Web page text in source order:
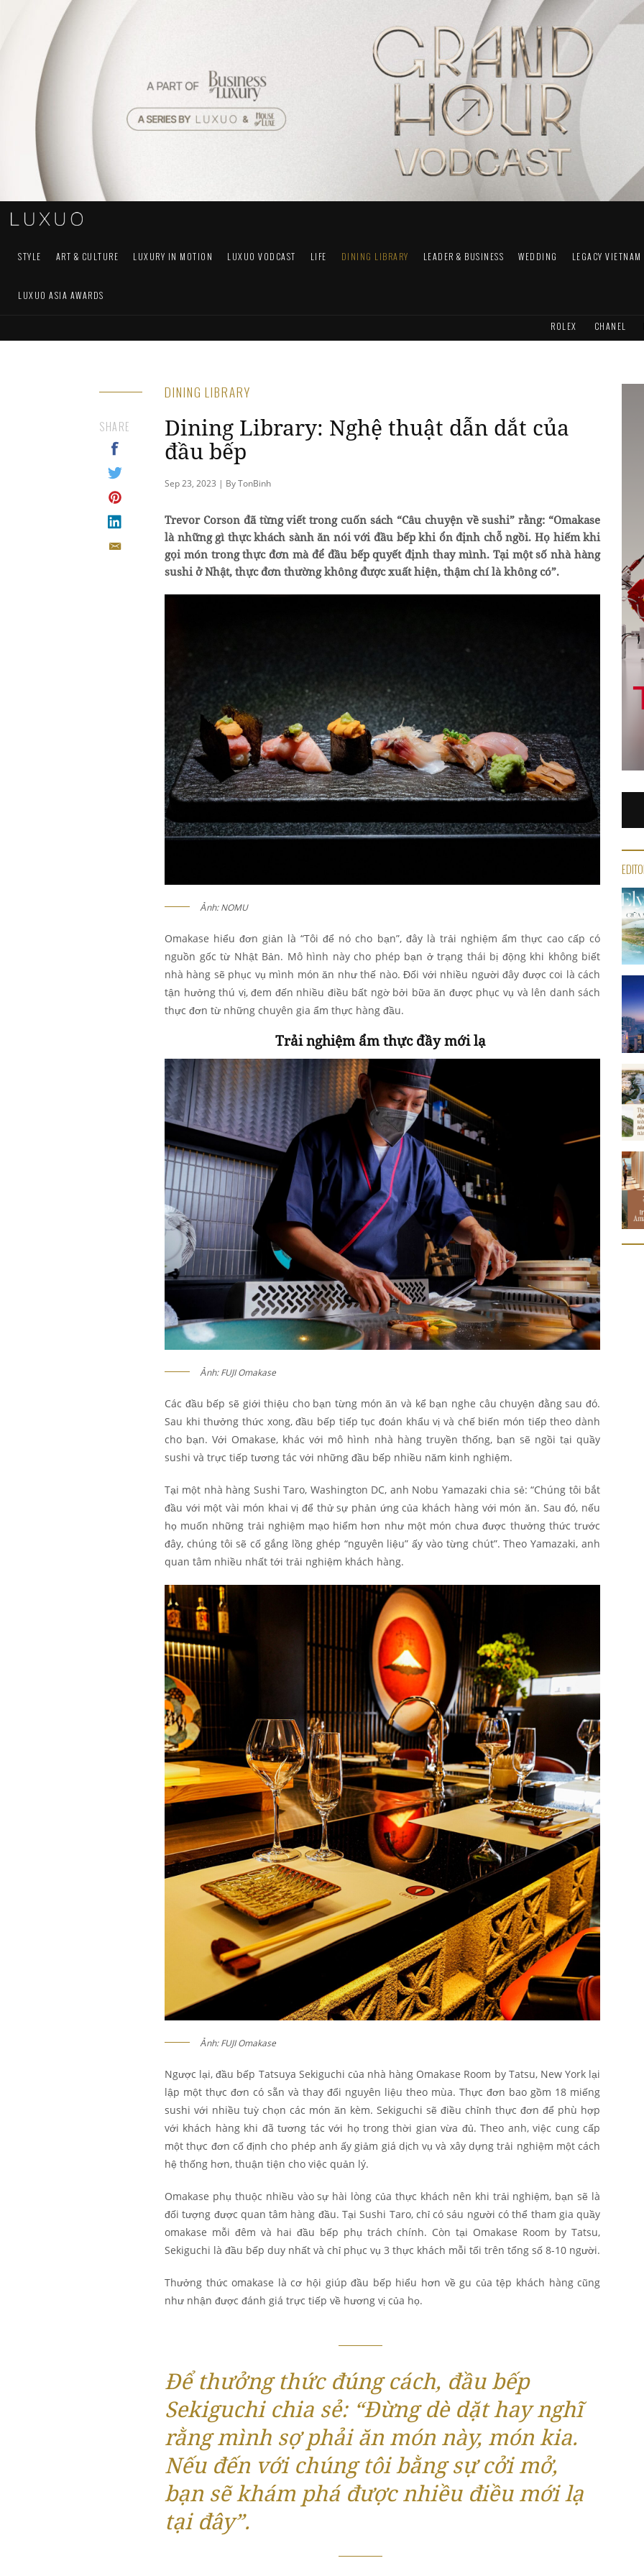
STYLE ART & CULTURE LUXURY IN MOTION LUXUO VODCAST LIFE DINING LIBRARY LEADER & BUSINESS WEDDING LEGACY VIETNAM
LUXUO ASIA AWARDS
ROLEX CHANEL
DINING LIBRARY
Dining Library: Nghệ thuật dẫn dắt của
đầu bếp
Sep 23, 2023 | By TonBinh
SHARE
Trevor Corson đã từng viết trong cuốn sách “Câu chuyện về sushi” rằng: “Omakase
là những gì thực khách sành ăn nói với đầu bếp khi ổn định chỗ ngồi. Họ hiếm khi
gọi món trong thực đơn mà để đầu bếp quyết định thay mình. Tại một số nhà hàng
sushi ở Nhật, thực đơn thường không được xuất hiện, thậm chí là không có”.
Ảnh: NOMU
Omakase hiểu đơn giản là “Tôi để nó cho bạn”, đây là trải nghiệm ẩm thực cao cấp có
nguồn gốc từ Nhật Bản. Mô hình này cho phép bạn ở trạng thái bị động khi không biết
nhà hàng sẽ phục vụ mình món ăn như thế nào. Đối với nhiều người đây được coi là cách
tận hưởng thú vị, đem đến nhiều điều bất ngờ bởi bữa ăn được phục vụ và lên danh sách
thực đơn từ những chuyên gia ẩm thực hàng đầu.
Trải nghiệm ẩm thực đầy mới lạ
Ảnh: FUJI Omakase
Các đầu bếp sẽ giới thiệu cho bạn từng món ăn và kể bạn nghe câu chuyện đằng sau đó.
Sau khi thưởng thức xong, đầu bếp tiếp tục đoán khẩu vị và chế biến món tiếp theo dành
cho bạn. Với Omakase, khác với mô hình nhà hàng truyền thống, bạn sẽ ngồi tại quầy
sushi và trực tiếp tương tác với những đầu bếp nhiều năm kinh nghiệm.
Tại một nhà hàng Sushi Taro, Washington DC, anh Nobu Yamazaki chia sẻ: “Chúng tôi bắt
đầu với một vài món khai vị để thử sự phản ứng của khách hàng với món ăn. Sau đó, nếu
họ muốn những trải nghiệm mạo hiểm hơn như một món chưa được thưởng thức trước
đây, chúng tôi sẽ cố gắng lồng ghép “nguyên liệu” ấy vào từng chút”. Theo Yamazaki, anh
quan tâm nhiều nhất tới trải nghiệm khách hàng.
Ảnh: FUJI Omakase
Ngược lại, đầu bếp Tatsuya Sekiguchi của nhà hàng Omakase Room by Tatsu, New York lại
lập một thực đơn có sẵn và thay đổi nguyên liệu theo mùa. Thực đơn bao gồm 18 miếng
sushi với nhiều tuỳ chọn các món ăn kèm. Sekiguchi sẽ điều chỉnh thực đơn để phù hợp
với khách hàng khi đã tương tác với họ trong thời gian vừa đủ. Theo anh, việc cung cấp
một thực đơn cố định cho phép anh ấy giảm giá dịch vụ và xây dựng trải nghiệm một cách
hệ thống hơn, thuận tiện cho việc quản lý.
Omakase phụ thuộc nhiều vào sự hài lòng của thực khách nên khi trải nghiệm, bạn sẽ là
đối tượng được quan tâm hàng đầu. Tại Sushi Taro, chỉ có sáu người có thể tham gia quầy
omakase mỗi đêm và hai đầu bếp phụ trách chính. Còn tại Omakase Room by Tatsu,
Sekiguchi là đầu bếp duy nhất và chỉ phục vụ 3 thực khách mỗi tối trên tổng số 8-10 người.
Thưởng thức omakase là cơ hội giúp đầu bếp hiểu hơn về gu của tệp khách hàng cũng
như nhận được đánh giá trực tiếp về hương vị của họ.
Để thưởng thức đúng cách, đầu bếp
Sekiguchi chia sẻ: “Đừng dè dặt hay nghĩ
rằng mình sợ phải ăn món này, món kia.
Nếu đến với chúng tôi bằng sự cởi mở,
bạn sẽ khám phá được nhiều điều mới lạ
tại đây”.